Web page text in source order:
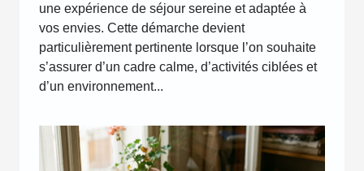
une expérience de séjour sereine et adaptée à
vos envies. Cette démarche devient
particulièrement pertinente lorsque l’on souhaite
s’assurer d’un cadre calme, d’activités ciblées et
d’un environnement...